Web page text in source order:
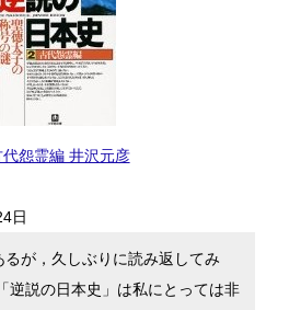
怨霊編 井沢元彦
日
が，久しぶりに読み返してみ
逆説の日本史」は私にとっては非